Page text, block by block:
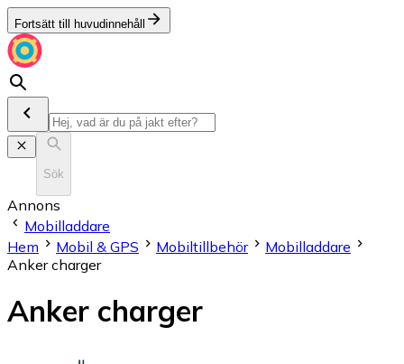
Fortsätt till huvudinnehåll
Sök
Annons
Mobilladdare
Hem
Mobil & GPS Mobiltillbehör
Mobilladdare
Anker charger
Anker charger